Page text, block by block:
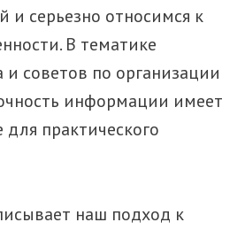
и серьезно относимся к
В тематике
советов по организации
информации имеет
для практического
наш подход к